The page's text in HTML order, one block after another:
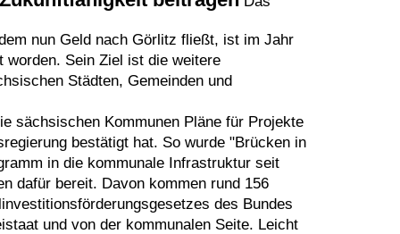
nun Geld nach Görlitz fließt, ist im Jahr
worden. Sein Ziel ist die weitere
Städten, Gemeinden und
sächsischen Kommunen Pläne für Projekte
bestätigt hat. So wurde "Brücken in
in die kommunale Infrastruktur seit
dafür bereit. Davon kommen rund 156
des Bundes
und von der kommunalen Seite. Leicht